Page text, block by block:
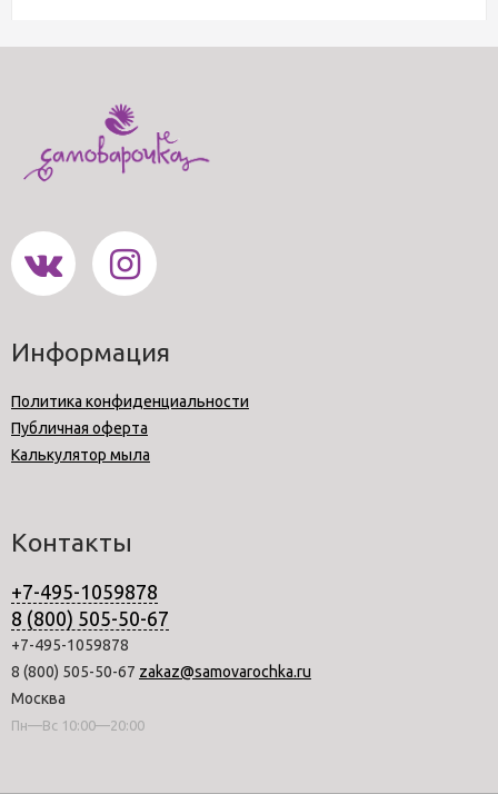
Информация
Политика конфиденциальности
Публичная оферта
Калькулятор мыла
Контакты
+7-495-1059878
8 (800) 505-50-67
+7-495-1059878
8 (800) 505-50-67 zakaz@samovarochka.ru
Москва
Пн—Вс 10:00—20:00